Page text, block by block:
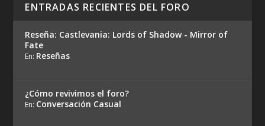
ENTRADAS RECIENTES DEL FORO
Reseña: Castlevania: Lords of Shadow - Mirror of
Fate
En: Reseñas
¿Cómo revivimos el foro?
En: Conversación Casual